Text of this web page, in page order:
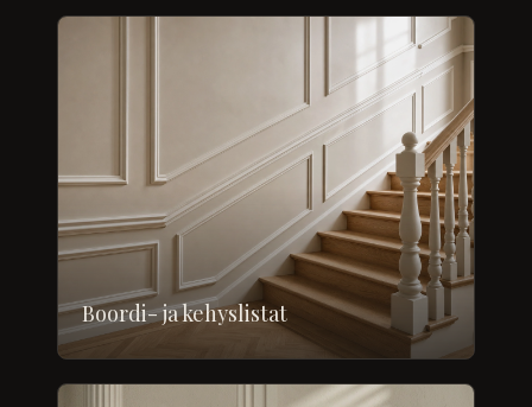
Boordi- ja kehyslistat